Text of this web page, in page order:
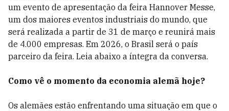
um evento de apresentação da feira Hannover Messe,
um dos maiores eventos industriais do mundo, que
será realizada a partir de 31 de março e reunirá mais
de 4.000 empresas. Em 2026, o Brasil será o país
parceiro da feira. Leia abaixo a íntegra da conversa.
Como vê o momento da economia alemã hoje?
Os alemães estão enfrentando uma situação em que o